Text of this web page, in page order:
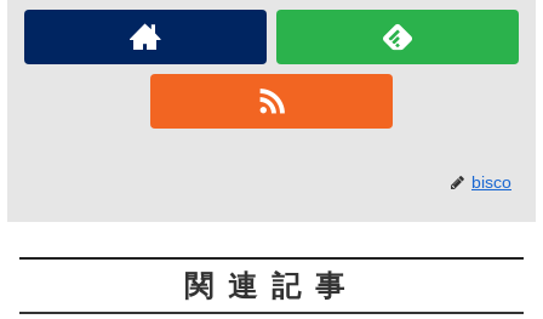
bisco
関連記事